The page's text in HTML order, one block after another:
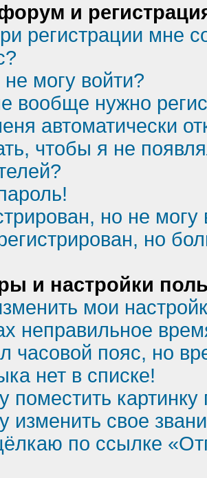
и
регистрации мне
могу войти?
вообще нужно
автоматически
чтобы я не
но не могу
но
и настройки
мои
неправильное
часовой пояс, но
нет в списке!
поместить
изменить свое
по ссылке